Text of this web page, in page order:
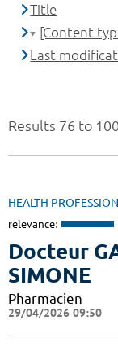
Results 76 to
HEALTH
relevance:
Docteur
SIMONE
Pharmacien
29/04/2026 09:50
Title
[Content
Last